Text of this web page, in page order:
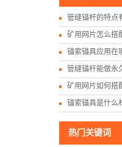
管缝锚杆的特点
矿用网片怎么搭
锚索锚具应用在
管缝锚杆能做永
矿用网片如何搭
锚索锚具是什么
热门关键词